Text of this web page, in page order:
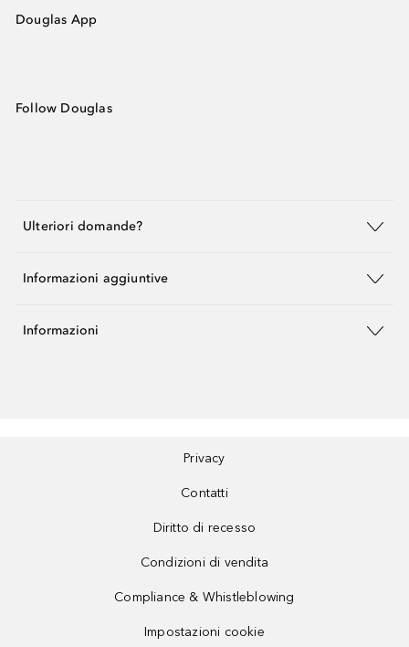
Douglas App
Follow Douglas
Ulteriori domande?
Informazioni aggiuntive
Informazioni
Privacy
Contatti
Diritto di recesso
Condizioni di vendita
Compliance & Whistleblowing
Impostazioni cookie